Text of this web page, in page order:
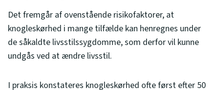
Det fremgår af ovenstående risikofaktorer, at
knogleskørhed i mange tilfælde kan henregnes under
de såkaldte livsstilssygdomme, som derfor vil kunne
undgås ved at ændre livsstil.
I praksis konstateres knogleskørhed ofte først efter 50